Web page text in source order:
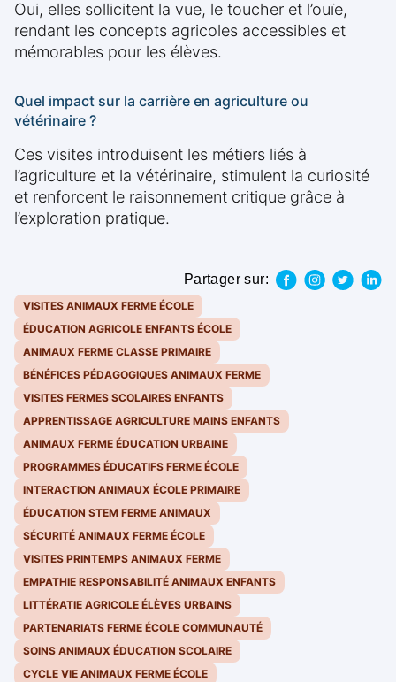
Oui, elles sollicitent la vue, le toucher et l’ouïe,
rendant les concepts agricoles accessibles et
mémorables pour les élèves.
Quel impact sur la carrière en agriculture ou
vétérinaire ?
Ces visites introduisent les métiers liés à
l’agriculture et la vétérinaire, stimulent la curiosité
et renforcent le raisonnement critique grâce à
l’exploration pratique.
Partager sur:
VISITES ANIMAUX FERME ÉCOLE
ÉDUCATION AGRICOLE ENFANTS ÉCOLE
ANIMAUX FERME CLASSE PRIMAIRE
BÉNÉFICES PÉDAGOGIQUES ANIMAUX FERME
VISITES FERMES SCOLAIRES ENFANTS
APPRENTISSAGE AGRICULTURE MAINS ENFANTS
ANIMAUX FERME ÉDUCATION URBAINE
PROGRAMMES ÉDUCATIFS FERME ÉCOLE
INTERACTION ANIMAUX ÉCOLE PRIMAIRE
ÉDUCATION STEM FERME ANIMAUX
SÉCURITÉ ANIMAUX FERME ÉCOLE
VISITES PRINTEMPS ANIMAUX FERME
EMPATHIE RESPONSABILITÉ ANIMAUX ENFANTS
LITTÉRATIE AGRICOLE ÉLÈVES URBAINS
PARTENARIATS FERME ÉCOLE COMMUNAUTÉ
SOINS ANIMAUX ÉDUCATION SCOLAIRE
CYCLE VIE ANIMAUX FERME ÉCOLE